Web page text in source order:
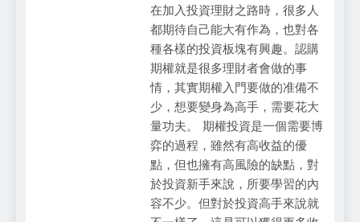
在加入投資理財之路時，很多人
都期待自己能大有作為，也對各
種各樣的投資板塊有興趣。認購
期權就是很多理財者會做的事
情，其實期權入門要做的准備不
少，想要變身為高手，需要花大
量功夫。 期權投資是一個需要博
弈的過程，雖然有高收益的優
點，但也擁有高風險的缺點，對
於投資新手來說，所要學習的內
容不少。但對於投資高手來說就